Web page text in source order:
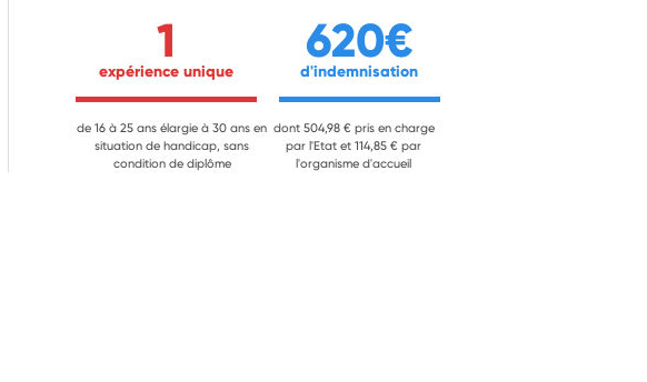
1
expérience unique
de 16 à 25 ans élargie à 30 ans en
situation de handicap, sans
condition de diplôme
620€
d'indemnisation
dont 504,98 € pris en charge
par l'Etat et 114,85 € par
l'organisme d'accueil